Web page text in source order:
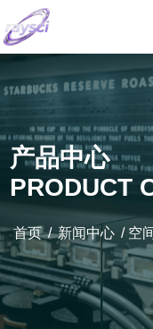
产品中心
PRODUCT
首页/新闻中心 / 空